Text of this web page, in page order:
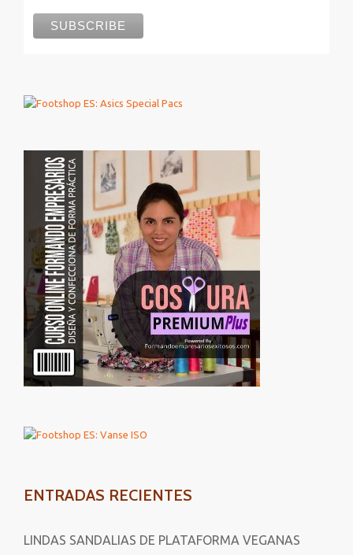
ENTRADAS RECIENTES
LINDAS SANDALIAS DE PLATAFORMA VEGANAS